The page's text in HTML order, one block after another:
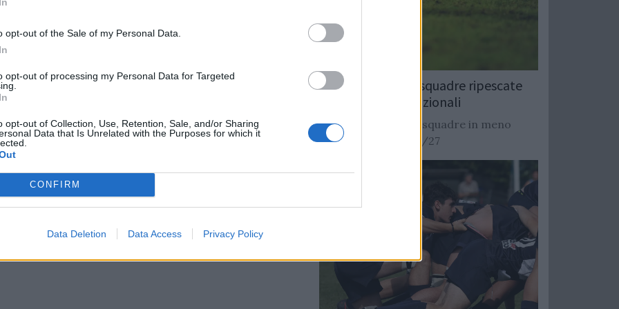
opt-out of the Sale of my Personal Data.
opt-out of processing my Personal Data for Targeted
opt-out of Collection, Use, Retention, Sale, and/or Sharing
Data that Is Unrelated with the Purposes for which it
CONFIRM
Data Deletion Data Access Privacy Policy
il controsorpasso spagnolo e la
Martin Civetta, con una fuga di
il punteggio sul 31-27 per li spagnoli,
si porta 34-27 con un calcio da
l'Uruguay segna la sua quinta meta
ma Juan Carlo Canessa fallisce la
Gli spagnoli così erigono un difesa
meta di Diego Gonzalese mettono il
Rugby: Record di squadre ripescate
nei campionati nazionali
Si stimano oltre 20 squadre in meno
dalla stagione 2026/27